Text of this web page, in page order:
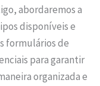
abordaremos a
disponíveis e
formulários de
para garantir
organizada e